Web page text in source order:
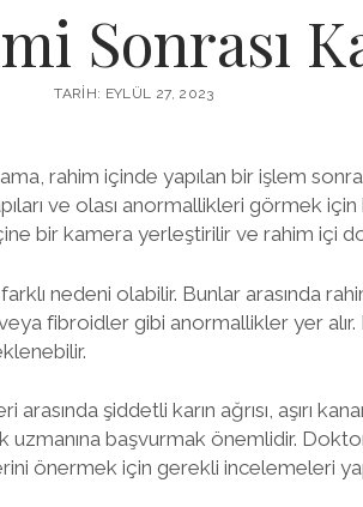
Sonrası
TARIH: EYLÜL 27, 2023
rahim içinde yapılan bir işlem
ve olası anormallikleri görmek için
bir kamera yerleştirilir ve rahim içi
nedeni olabilir. Bunlar arasında
fibroidler gibi anormallikler yer alır.
şiddetli karın ağrısı, aşırı
uzmanına başvurmak önemlidir.
önermek için gerekli incelemeleri